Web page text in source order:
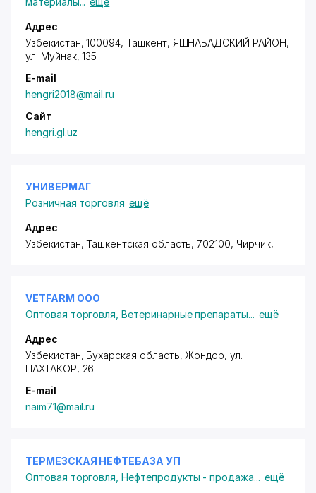
Адрес
Узбекистан, 100094, Ташкент, ЯШНАБАДСКИЙ РАЙОН,
ул. Муйнак, 135
E-mail
hengri2018@mail.ru
Сайт
hengri.gl.uz
УНИВЕРМАГ
Розничная торговля ещё
Адрес
Узбекистан, Ташкентская область, 702100, Чирчик,
VETFARM ООО
Оптовая торговля ,Ветеринарные препараты... ещё
Адрес
Узбекистан, Бухарская область, Жондор,ул.
ПАХТАКОР, 26
E-mail
naim71@mail.ru
ТЕРМЕЗСКАЯ НЕФТЕБАЗА УП
Оптовая торговля ,Нефтепродукты - продажа... ещё